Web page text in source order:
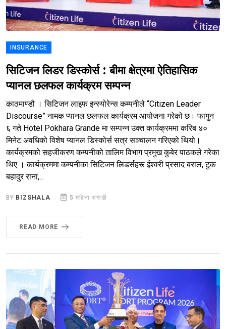
INSURANCE
सिटिजन लिडर डिस्कोर्स : बीमा क्षेत्रमा ऐतिहासिक
प्यानल छलफल कार्यक्रम सम्पन्न
काठमाण्डौ । सिटिजन लाइफ इन्स्योरेन्स कम्पनीले “Citizen Leader
Discourse” नामक प्यानल छलफल कार्यक्रम आयोजना गरेको छ। फागुन
६ गते Hotel Pokhara Grande मा सम्पन्न उक्त कार्यक्रममा करिब ४०
मिनेट अवधिको विशेष प्यानल डिस्कोर्स सत्र सञ्चालन गरिएको थियो।
कार्यक्रमको सहजीकरण कम्पनीको तालिम विभाग प्रमुख कुबेर पाठकले गरेका
थिए । कार्यक्रममा कम्पनीका सिटिजन लिडर्सहरू ईश्वरी प्रसाद बराल, टुक
बहादुर राना,...
BY BIZSHALA 5 महिना अगाडी
READ MORE